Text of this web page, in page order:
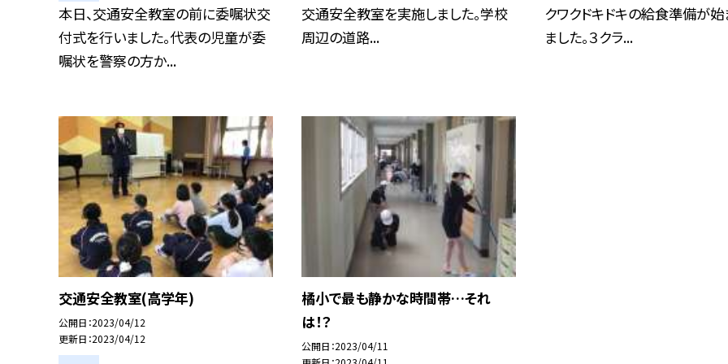
本日、交通安全教室の前に委嘱状交
付式を行いました。代表の児童が委
嘱状を警察の方か...
交通安全教室を実施しました。学校
周辺の道路...
クワクドキドキの給食準備が始
ました。３クラ...
交通安全教室(高学年)
公開日 2023/04/12
更新日 2023/04/12
橘小で最も静かな時間帯…それ
は！？
公開日 2023/04/11